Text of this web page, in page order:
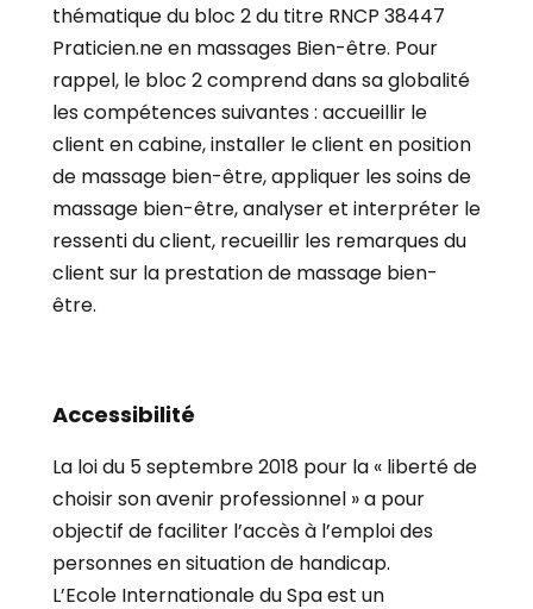
thématique du bloc 2 du titre RNCP 38447
Praticien.ne en massages Bien-être. Pour
rappel, le bloc 2 comprend dans sa globalité
les compétences suivantes : accueillir le
client en cabine, installer le client en position
de massage bien-être, appliquer les soins de
massage bien-être, analyser et interpréter le
ressenti du client, recueillir les remarques du
client sur la prestation de massage bien-
être.
Accessibilité
La loi du 5 septembre 2018 pour la « liberté de
choisir son avenir professionnel » a pour
objectif de faciliter l’accès à l’emploi des
personnes en situation de handicap.
L’Ecole Internationale du Spa est un